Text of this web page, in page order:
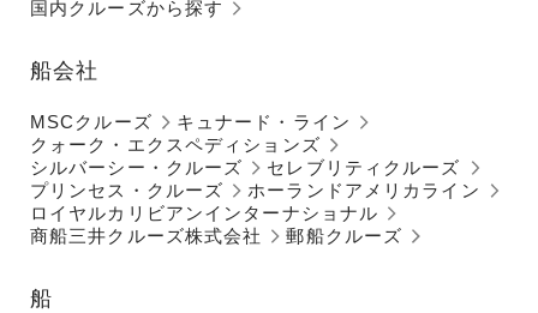
国内クルーズから探す
船会社
MSCクルーズ
キュナード・ライン
クォーク・エクスペディションズ
シルバーシー・クルーズ
セレブリティクルーズ
プリンセス・クルーズ
ホーランドアメリカライン
ロイヤルカリビアンインターナショナル
商船三井クルーズ株式会社
郵船クルーズ
船